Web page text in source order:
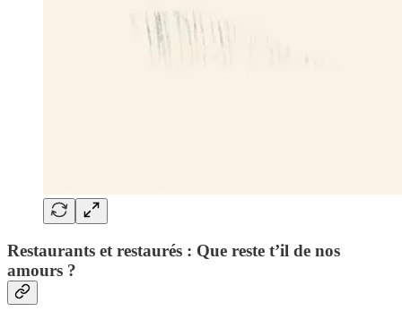
Restaurants et restaurés : Que reste t’il de nos
amours ?